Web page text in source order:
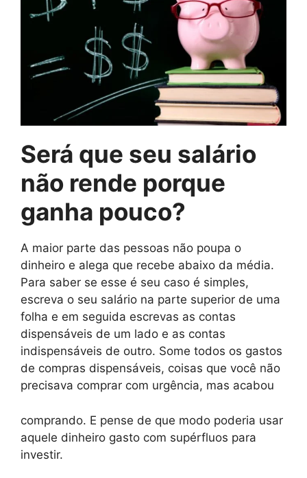
Será que seu salário
não rende porque
ganha pouco?
A maior parte das pessoas não poupa o
dinheiro e alega que recebe abaixo da média.
Para saber se esse é seu caso é simples,
escreva o seu salário na parte superior de uma
folha e em seguida escrevas as contas
dispensáveis de um lado e as contas
indispensáveis de outro. Some todos os gastos
de compras dispensáveis, coisas que você não
precisava comprar com urgência, mas acabou
comprando. E pense de que modo poderia usar
aquele dinheiro gasto com supérfluos para
investir.